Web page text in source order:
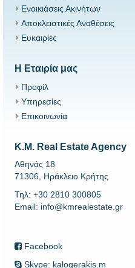
Ενοικιάσεις Ακινήτων
Αποκλειστικές Αναθέσεις
Ευκαιρίες
Η Εταιρία μας
Προφίλ
Υπηρεσίες
Επικοινωνία
K.M. Real Estate Agency
Αθηνάς 18
71306, Ηράκλειο Κρήτης
Τηλ: +30 2810 300805
Email: info@kmrealestate.gr
Facebook
Skype: kalogerakis.m